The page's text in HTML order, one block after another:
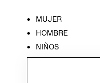
MUJER
HOMBRE
NIÑOS
HOME